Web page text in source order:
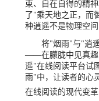
束、自在自得的精
了"乘天地之正，而
种逍遥不是物理空
将"烟雨"与"逍
——在朦胧中见真趣
遥"在线阅读平台试
雨"中，让读者的心
在线阅读的现代变革